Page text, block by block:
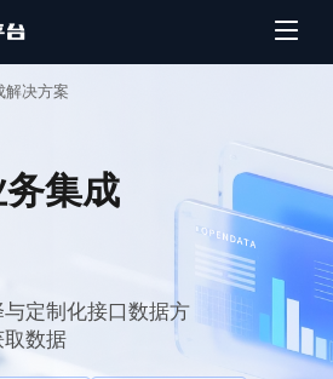
解决方案
集成
定制化接口数据方
取数据